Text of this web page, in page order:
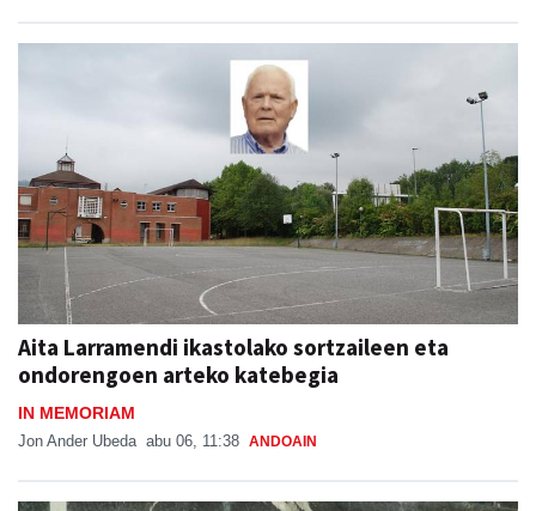
Aita Larramendi ikastolako sortzaileen eta
ondorengoen arteko katebegia
IN MEMORIAM
Jon Ander Ubeda abu 06, 11:38 ANDOAIN